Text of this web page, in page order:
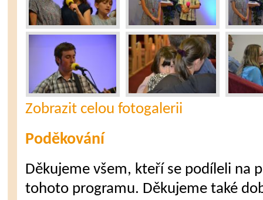
Zobrazit celou fotogalerii
Poděkování
Děkujeme všem, kteří se podíleli na
tohoto programu. Děkujeme také